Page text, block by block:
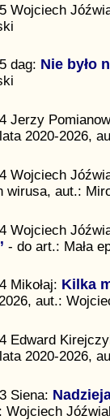
Wojciech
dag: Nie było
Jerzy
2020-2026,
Wojciech
wirusa, aut.:
Wojciech
- do art.: Mała
Mikołaj: Kilka
aut.:
Edward
2020-2026,
Siena:
Wojciech